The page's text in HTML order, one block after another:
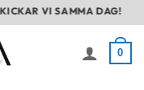
VI SAMMA DAG!
0